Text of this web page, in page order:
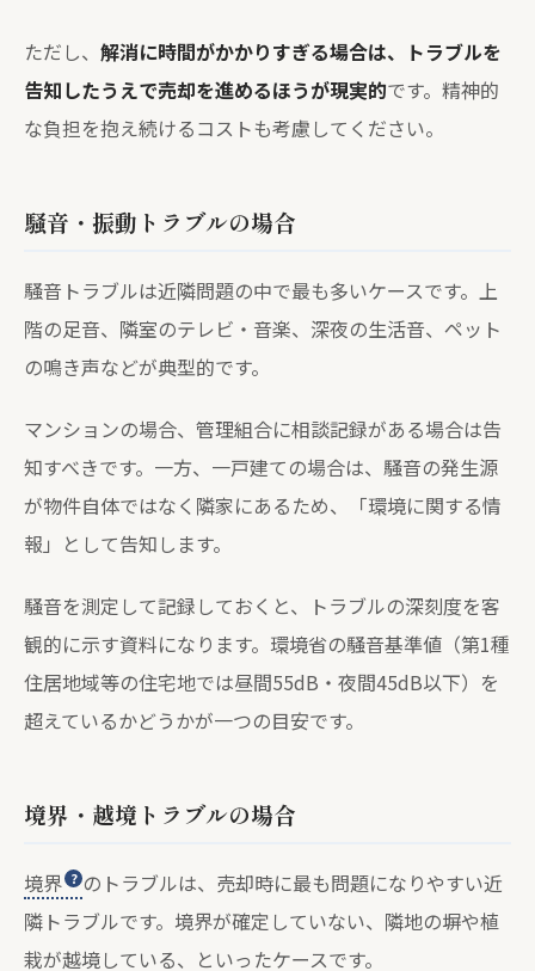
ただし、 解消に時間がかかりすぎる場合は、トラブルを
告知したうえで売却を進めるほうが現実的です。精神的
な負担を抱え続けるコストも考慮してください。
騒音・振動トラブルの場合
騒音トラブルは近隣問題の中で最も多いケースです。上
階の足音、隣室のテレビ・音楽、深夜の生活音、ペット
の鳴き声などが典型的です。
マンションの場合、管理組合に相談記録がある場合は告
知すべきです。一方、一戸建ての場合は、騒音の発生源
が物件自体ではなく隣家にあるため、「環境に関する情
報」として告知します。
騒音を測定して記録しておくと、トラブルの深刻度を客
観的に示す資料になります。環境省の騒音基準値（第1種
住居地域等の住宅地では昼間55dB・夜間45dB以下）を
超えているかどうかが一つの目安です。
境界・越境トラブルの場合
境界
のトラブルは、売却時に最も問題になりやすい近
隣トラブルです。境界が確定していない、隣地の塀や植
栽が越境している、といったケースです。